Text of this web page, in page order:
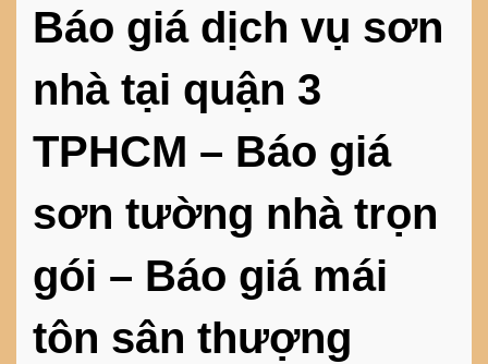
Báo giá dịch vụ sơn
nhà tại quận 3
TPHCM – Báo giá
sơn tường nhà trọn
gói – Báo giá mái
tôn sân thượng